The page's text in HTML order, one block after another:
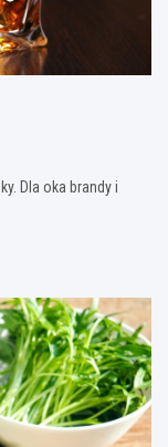
Dla oka brandy i